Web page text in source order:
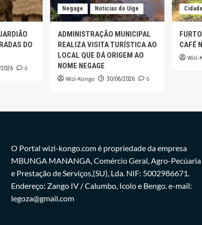
DO
0
Negage Noticias do Uige
ADMINISTRAÇÃO MUNICIPAL
REALIZA VISITA TURÍSTICA AO
LOCAL QUE DÁ ORIGEM AO
NOME NEGAGE
Wizi-Kongo 30/06/2026 0
CAFÉ
Wizi-
O Portal wizi-kongo.com é propriedade da empresa
MBUNGA MANANGA, Comércio Geral, Agro-Pecúaria
e Prestação de Serviços,(SU), Lda. NIF: 5002986671.
Endereço: Zango IV / Calumbo, Icolo e Bengo. e-mail:
legoza@gmail.com